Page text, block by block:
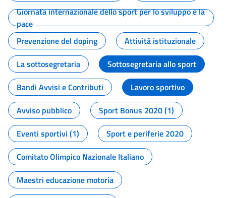
Giornata internazionale dello sport per lo sviluppo e la
pace
Prevenzione del doping
Attività istituzionale
La sottosegretaria
Sottosegretaria allo sport
Bandi Avvisi e Contributi
Lavoro sportivo
Avviso pubblico
Sport Bonus 2020 (1)
Eventi sportivi (1)
Sport e periferie 2020
Comitato Olimpico Nazionale Italiano
Maestri educazione motoria